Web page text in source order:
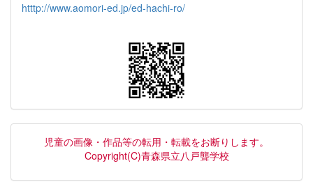
htttp://www.aomori-ed.jp/ed-hachi-ro/
児童の画像・作品等の転用・転載をお断りします。
Copyright(C)青森県立八戸聾学校